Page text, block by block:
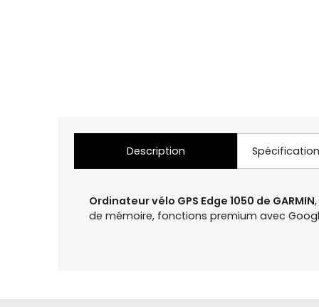
Description
Ordinateur vélo GPS Edge 1050 de GARMIN
de mémoire, fonctions premium avec